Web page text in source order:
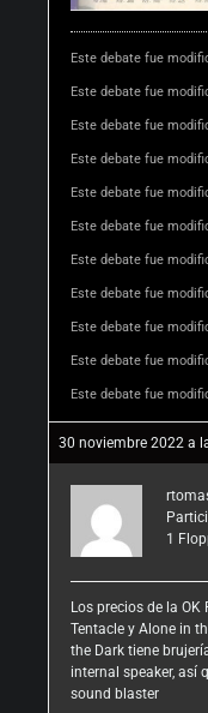
Este debate fue
Este debate fue
Este debate fue
Este debate fue
Este debate fue
Este debate fue
Este debate fue
Este debate fue
Este debate fue
Este debate fue
Este debate fue
30 noviembre 2022 a
1
Los precios de la
Tentacle y Alone in
the Dark tiene
internal speaker, así
sound blaster